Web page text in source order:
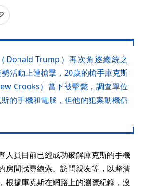
Donald Trump）再次角逐總統之
活動上遭槍擊，20歲的槍手庫克斯
Crooks）當下被擊斃，調查單位
的手機和電腦，但他的犯案動機仍
人員目前已經成功破解庫克斯的手機
房間找尋線索、訪問親友等，以釐清
根據庫克斯在網路上的瀏覽紀錄，沒